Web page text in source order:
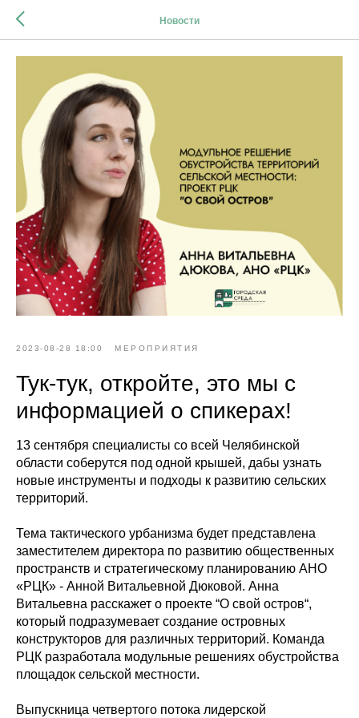
Новости
2023-08-28 18:00 МЕРОПРИЯТИЯ
Тук-тук, откройте, это мы с
информацией о спикерах!
13 сентября специалисты со всей Челябинской
области соберутся под одной крышей, дабы узнать
новые инструменты и подходы к развитию сельских
территорий.
Тема тактического урбанизма будет представлена
заместителем директора по развитию общественных
пространств и стратегическому планированию АНО
«РЦК» - Анной Витальевной Дюковой. Анна
Витальевна расскажет о проекте “О свой остров“,
который подразумевает создание островных
конструкторов для различных территорий. Команда
РЦК разработала модульные решениях обустройства
площадок сельской местности.
Выпускница четвертого потока лидерской